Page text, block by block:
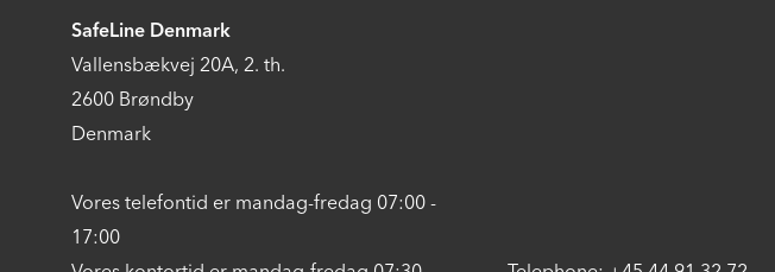
SafeLine Denmark
Vallensbækvej 20A, 2. th.
2600 Brøndby
Denmark
Vores telefontid er mandag-fredag 07:00 -
17:00